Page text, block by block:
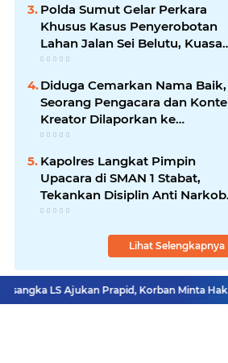
Polda Sumut Gelar Perkara
Khusus Kasus Penyerobotan
Lahan Jalan Sei Belutu, Kuasa
Hukum Pelapor Minta Kasus
Diduga Cemarkan Nama Baik,
Seorang Pengacara dan
Kreator Dilaporkan ke
Polrestabes Medan
Kapolres Langkat Pimpin
Upacara di SMAN 1 Stabat,
Tekankan Disiplin Anti
dan Bijak Bermedsos
Lihat Selengkapnya
LS Ajukan Prapid, Korban Minta